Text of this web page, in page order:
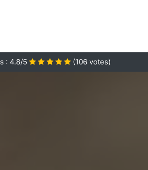
: 4.8/5 (106 votes)